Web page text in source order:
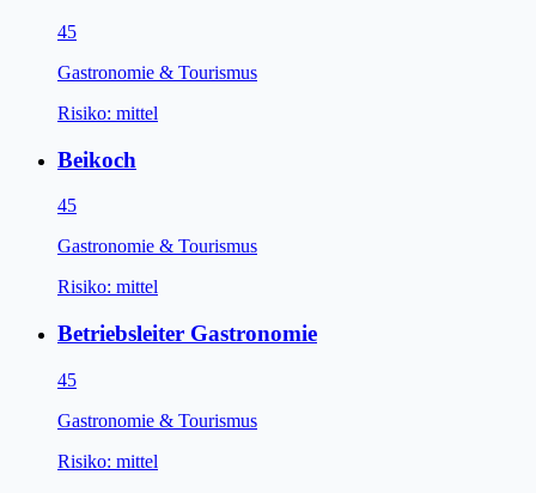
45
Gastronomie & Tourismus
Risiko: mittel
Beikoch
45
Gastronomie & Tourismus
Risiko: mittel
Betriebsleiter Gastronomie
45
Gastronomie & Tourismus
Risiko: mittel